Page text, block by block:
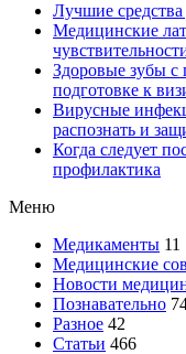
Лучшие
Медицинские
Здоровые зубы с
подготовке к
Вирусные
распознать и
Когда следует
профилактика
Меню
Медикаменты 11
Медицинские
Новости
Познавательно
Разное 42
Статьи 466